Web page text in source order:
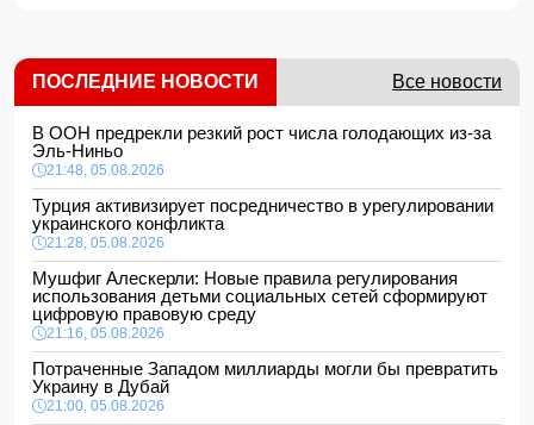
ПОСЛЕДНИЕ НОВОСТИ Все новости
В ООН предрекли резкий рост числа голодающих из-за
Эль-Ниньо
21:48, 05.08.2026
Турция активизирует посредничество в урегулировании
украинского конфликта
21:28, 05.08.2026
Мушфиг Алескерли: Новые правила регулирования
использования детьми социальных сетей сформируют
цифровую правовую среду
21:16, 05.08.2026
Потраченные Западом миллиарды могли бы превратить
Украину в Дубай
21:00, 05.08.2026